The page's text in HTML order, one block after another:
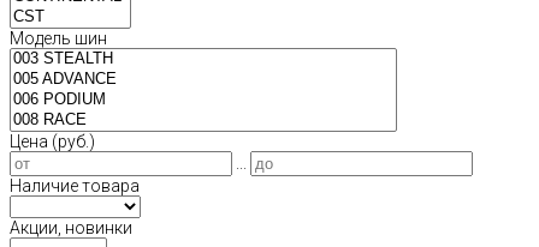
Модель шин
Цена (руб.)
Наличие товара
Акции, новинки